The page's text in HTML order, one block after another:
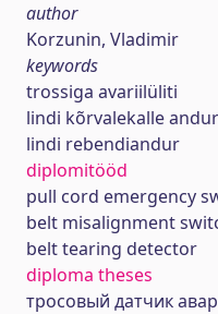
author
Korzunin, Vladimir
keywords
trossiga avariilüliti
lindi kõrvalekalle andur
lindi rebendiandur
diplomitööd
pull cord emergency
belt misalignment
belt tearing detector
diploma theses
тросовый датчик